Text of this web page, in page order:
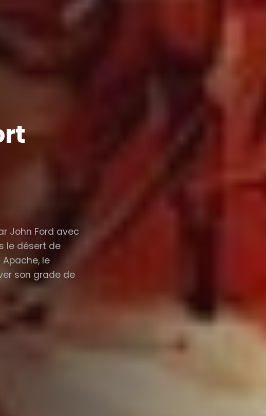
John Ford avec
le désert de
le
son grade de